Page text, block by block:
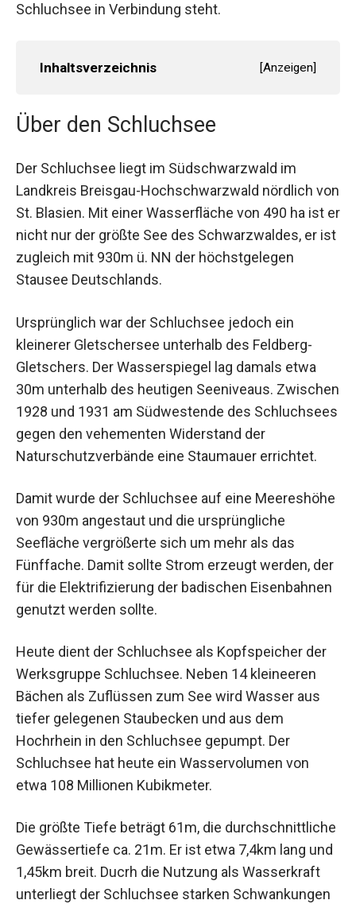
Schluchsee in Verbindung steht.
Inhaltsverzeichnis [Anzeigen]
Über den Schluchsee
Der Schluchsee liegt im Südschwarzwald im
Landkreis Breisgau-Hochschwarzwald nördlich von
St. Blasien. Mit einer Wasserfläche von 490 ha ist er
nicht nur der größte See des Schwarzwaldes, er ist
zugleich mit 930m ü. NN der höchstgelegen
Stausee Deutschlands.
Ursprünglich war der Schluchsee jedoch ein
kleinerer Gletschersee unterhalb des Feldberg-
Gletschers. Der Wasserspiegel lag damals etwa
30m unterhalb des heutigen Seeniveaus. Zwischen
1928 und 1931 am Südwestende des Schluchsees
gegen den vehementen Widerstand der
Naturschutzverbände eine Staumauer errichtet.
Damit wurde der Schluchsee auf eine Meereshöhe
von 930m angestaut und die ursprüngliche
Seefläche vergrößerte sich um mehr als das
Fünffache. Damit sollte Strom erzeugt werden, der
für die Elektrifizierung der badischen Eisenbahnen
genutzt werden sollte.
Heute dient der Schluchsee als Kopfspeicher der
Werksgruppe Schluchsee. Neben 14 kleineeren
Bächen als Zuflüssen zum See wird Wasser aus
tiefer gelegenen Staubecken und aus dem
Hochrhein in den Schluchsee gepumpt. Der
Schluchsee hat heute ein Wasservolumen von
etwa 108 Millionen Kubikmeter.
Die größte Tiefe beträgt 61m, die durchschnittliche
Gewässertiefe ca. 21m. Er ist etwa 7,4km lang und
1,45km breit. Ducrh die Nutzung als Wasserkraft
unterliegt der Schluchsee starken Schwankungen